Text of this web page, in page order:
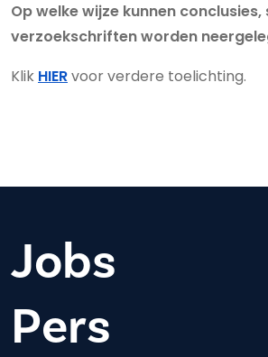
Op welke wijze kunnen conclusies,
verzoekschriften worden
Klik HIERvoor verdere toelichting.
Jobs
Pers